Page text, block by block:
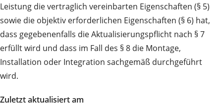
Leistung die vertraglich vereinbarten Eigenschaften (§ 5)
sowie die objektiv erforderlichen Eigenschaften (§ 6) hat,
dass gegebenenfalls die Aktualisierungspflicht nach § 7
erfüllt wird und dass im Fall des § 8 die Montage,
Installation oder Integration sachgemäß durchgeführt
wird.
Zuletzt aktualisiert am